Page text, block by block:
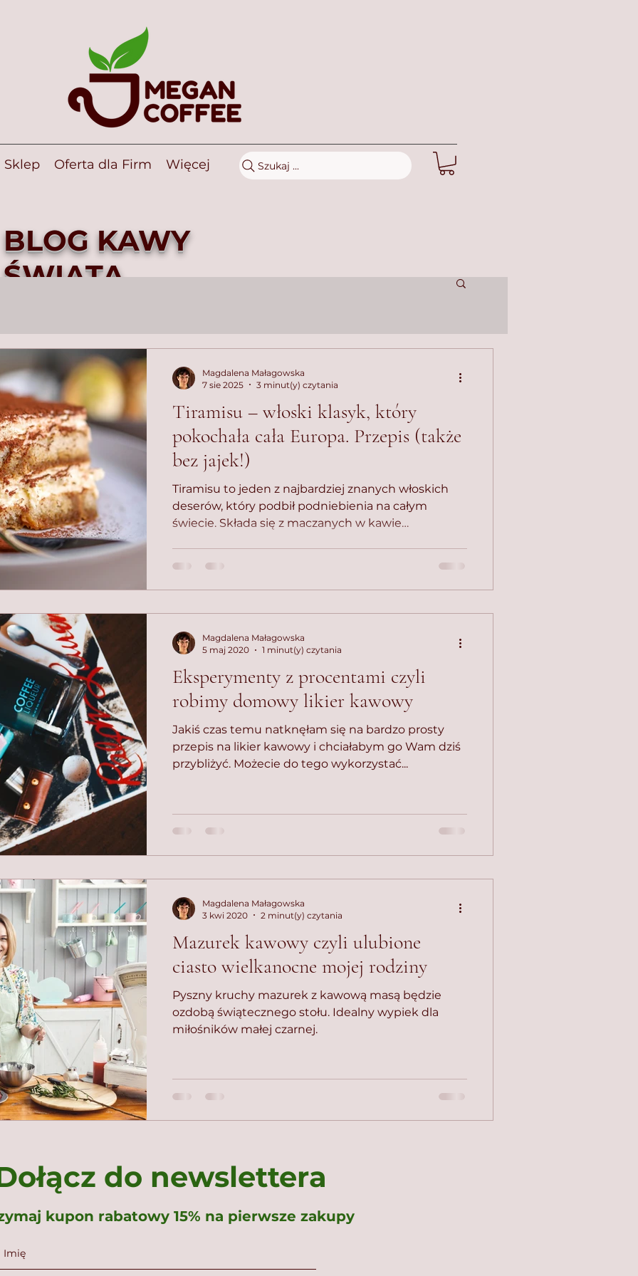
Szukaj ...
Sklep Oferta dla Firm Więcej
BLOG KAWY
ŚWIATA
Tiramisu – włoski klasyk, który
pokochała cała Europa. Przepis (także
bez jajek!)
Tiramisu to jeden z najbardziej znanych włoskich
deserów, który podbił podniebienia na całym
świecie. Składa się z maczanych w kawie
Magdalena Małagowska
7 sie 2025
3 minut(y) czytania
Eksperymenty z procentami czyli
robimy domowy likier kawowy
Jakiś czas temu natknęłam się na bardzo prosty
przepis na likier kawowy i chciałabym go Wam dziś
przybliżyć. Możecie do tego wykorzystać...
Magdalena Małagowska
5 maj 2020
1 minut(y) czytania
Mazurek kawowy czyli ulubione
ciasto wielkanocne mojej rodziny
Pyszny kruchy mazurek z kawową masą będzie
ozdobą świątecznego stołu. Idealny wypiek dla
miłośników małej czarnej.
Magdalena Małagowska
3 kwi 2020
2 minut(y) czytania
do newslettera
kupon rabatowy 15% na pierwsze zakupy